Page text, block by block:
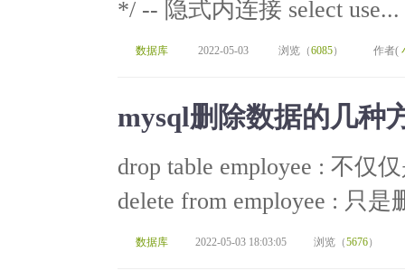
*/ -- 隐式内连接 select use...
数据库 2022-05-03 浏览（6085） 作者(
mysql删除数据的几种
drop table employee : 不仅
delete from employee : 只是
数据库 2022-05-03 18:03:05 浏览（5676）